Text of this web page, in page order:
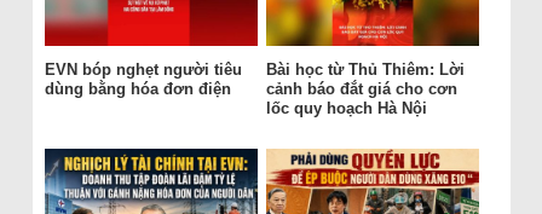
EVN bóp nghẹt người tiêu
dùng bằng hóa đơn điện
Bài học từ Thủ Thiêm: Lời
cảnh báo đắt giá cho cơn
lốc quy hoạch Hà Nội